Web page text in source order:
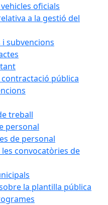
oficials
a la gestió del
subvencions
pública
treball
personal
de personal
les convocatòries de
la plantilla pública